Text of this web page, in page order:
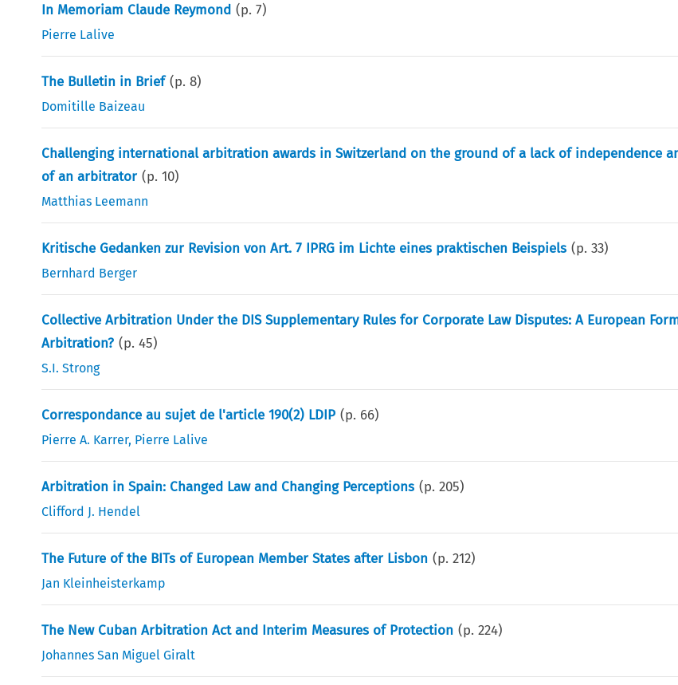
In Memoriam Claude Reymond (p.7)
Pierre Lalive
The Bulletin in Brief (p.8)
Domitille Baizeau
Challenging international arbitration awards in Switzerland on the ground of a lack of independence
of an arbitrator (p.10)
Matthias Leemann
Kritische Gedanken zur Revision von Art. 7 IPRG im Lichte eines praktischen Beispiels (p.33)
Bernhard Berger
Collective Arbitration Under the DIS Supplementary Rules for Corporate Law Disputes: A European
Arbitration? (p.45)
S.I. Strong
Correspondance au sujet de l'article 190(2) LDIP (p. 66)
Pierre A. Karrer, Pierre Lalive
Arbitration in Spain: Changed Law and Changing Perceptions (p.205)
Clifford J. Hendel
The Future of the BITs of European Member States after Lisbon (p.212)
Jan Kleinheisterkamp
The New Cuban Arbitration Act and Interim Measures of Protection (p.224)
Johannes San Miguel Giralt